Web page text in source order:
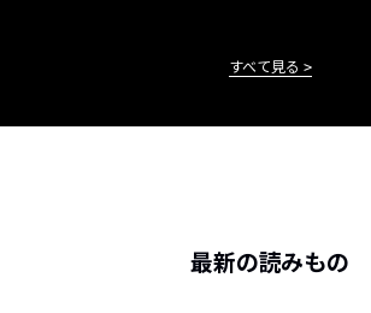
すべて見る
最新の読みもの